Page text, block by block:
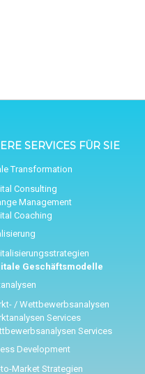
SERVICES FÜR SIE
Transformation
Consulting
Management
Coaching
Geschäftsmodelle
/ Wettbewerbsanalysen
Services
Services
Development
Market Strategien